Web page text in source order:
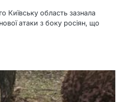
Київську область зазнала
атаки з боку росіян, що